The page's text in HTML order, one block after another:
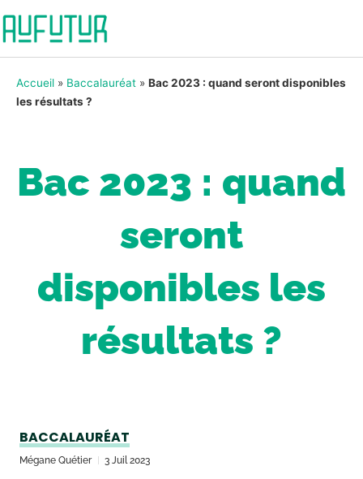
Accueil » Baccalauréat » Bac 2023 : quand seront disponibles
les résultats ?
Bac 2023 : quand
seront
disponibles les
résultats ?
BACCALAURÉAT
Mégane Quétier 3 Juil 2023